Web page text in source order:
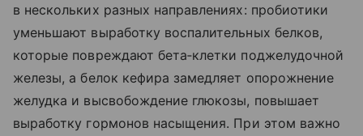
в нескольких разных направлениях: пробиотики
уменьшают выработку воспалительных белков,
которые повреждают бета‑клетки поджелудочной
железы, а белок кефира замедляет опорожнение
желудка и высвобождение глюкозы, повышает
выработку гормонов насыщения. При этом важно